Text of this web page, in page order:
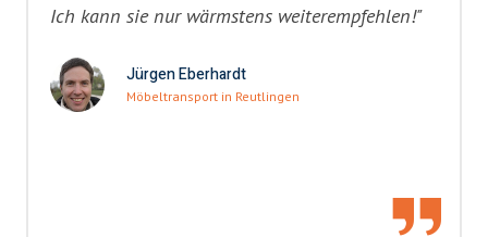
Ich kann sie nur wärmstens weiterempfehlen!"
Jürgen Eberhardt
Möbeltransport in Reutlingen